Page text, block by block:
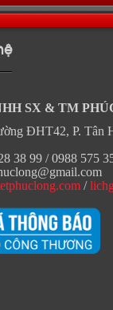
SX & TM
ĐHT42, P. Tân
38 99 / 0988 575
/